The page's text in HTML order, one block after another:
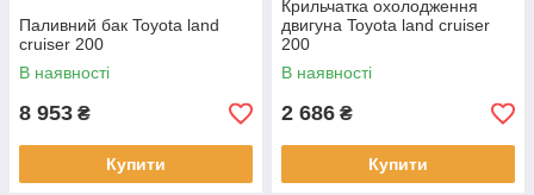
Паливний бак Toyota land
cruiser 200
В наявності
8 953 ₴
Купити
Крильчатка охолодження
двигуна Toyota land cruiser
200
В наявності
2 686 ₴
Купити